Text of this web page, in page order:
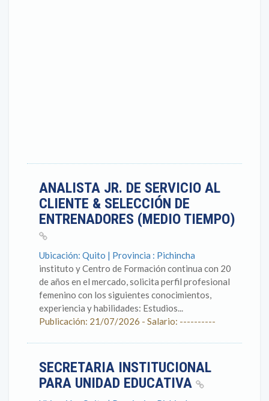
ANALISTA JR. DE SERVICIO AL
CLIENTE & SELECCIÓN DE
ENTRENADORES (MEDIO TIEMPO)
Ubicación: Quito | Provincia : Pichincha
instituto y Centro de Formación continua con 20
de años en el mercado, solicita perfil profesional
femenino con los siguientes conocimientos,
experiencia y habilidades: Estudios...
Publicación: 21/07/2026 - Salario: ----------
SECRETARIA INSTITUCIONAL
PARA UNIDAD EDUCATIVA